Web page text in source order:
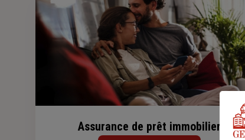
Assurance de prêt immobilier